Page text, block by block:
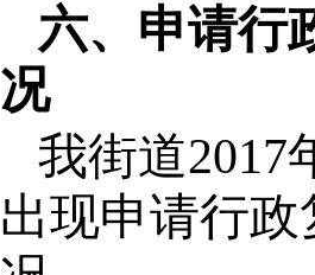
六、申请行
况
我街道2017
出现申请行